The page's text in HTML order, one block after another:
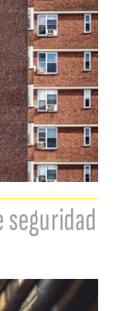
seguridad